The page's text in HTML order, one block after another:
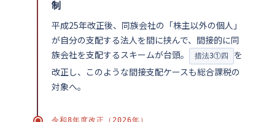
制
平成25年改正後、同族会社の「株主以外の個人」
が自分の支配する法人を間に挟んで、間接的に同
族会社を支配するスキームが台頭。
措法3①四
を
改正し、このような間接支配ケースも総合課税の
対象へ。
令和8年度改正（2026年）